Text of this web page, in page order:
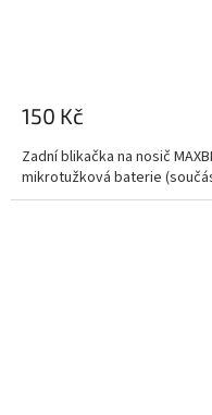
150 Kč
Zadní blikačka na nosič
mikrotužková baterie